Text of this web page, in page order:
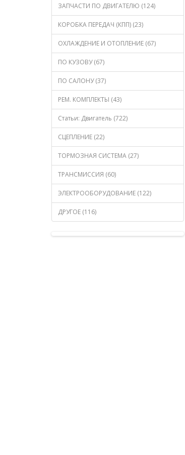
ЗАПЧАСТИ ПО ДВИГАТЕЛЮ (124)
КОРОБКА ПЕРЕДАЧ (КПП) (23)
ОХЛАЖДЕНИЕ И ОТОПЛЕНИЕ (67)
ПО КУЗОВУ (67)
ПО САЛОНУ (37)
РЕМ. КОМПЛЕКТЫ (43)
Статьи: Двигатель (722)
СЦЕПЛЕНИЕ (22)
ТОРМОЗНАЯ СИСТЕМА (27)
ТРАНСМИССИЯ (60)
ЭЛЕКТРООБОРУДОВАНИЕ (122)
ДРУГОЕ (116)